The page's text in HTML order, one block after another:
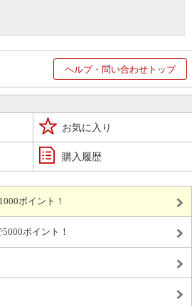
ヘルプ・問い合わせトップ
お気に入り
購入履歴
ポイント！
ポイント！